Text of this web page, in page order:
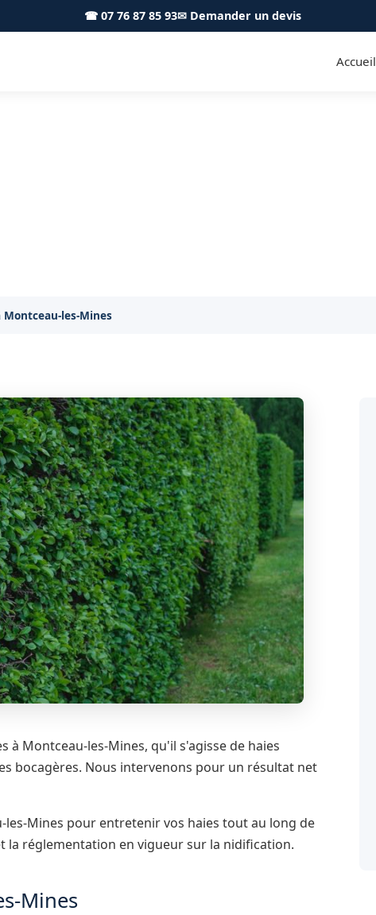
☎ 07 76 87 85 93✉ Demander un devis
Accueil
Montceau-les-Mines
à Montceau-les-Mines, qu'il s'agisse de haies
bocagères. Nous intervenons pour un résultat net
Mines pour entretenir vos haies tout au long de
la réglementation en vigueur sur la nidification.
Mines